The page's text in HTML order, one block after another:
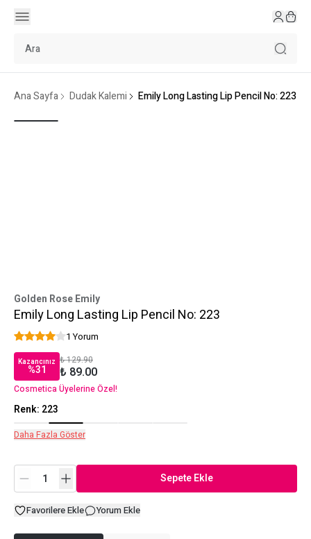
Ana Sayfa Dudak Kalemi Emily Long Lasting Lip Pencil No: 223
Golden Rose Emily
Emily Long Lasting Lip Pencil No: 223
1 Yorum
Kazancınız
%31
₺ 129.90
₺ 89.00
Cosmetica Üyelerine Özel!
Renk: 223
Daha Fazla Göster
Sepete Ekle
Favorilere Ekle Yorum Ekle